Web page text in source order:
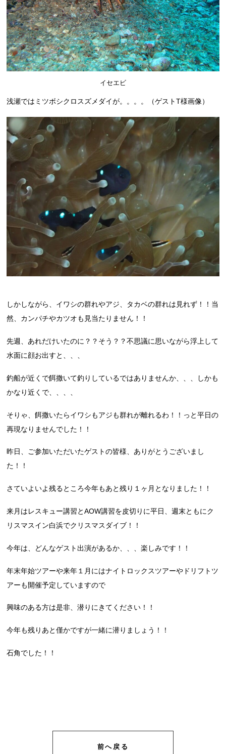
イセエビ
浅瀬ではミツボシクロスズメダイが。。。。（ゲストT様画像）
しかしながら、イワシの群れやアジ、タカベの群れは見れず！！当
然、カンパチやカツオも見当たりません！！
先週、あれだけいたのに？？そう？？不思議に思いながら浮上して
水面に顔お出すと、、、
釣船が近くで餌撒いて釣りしているではありませんか、、、しかも
かなり近くで、、、、
そりゃ、餌撒いたらイワシもアジも群れが離れるわ！！っと平日の
再現なりませんでした！！
昨日、ご参加いただいたゲストの皆様、ありがとうございまし
た！！
さていよいよ残るところ今年もあと残り１ヶ月となりました！！
来月はレスキュー講習とAOW講習を皮切りに平日、週末ともにク
リスマスイン白浜でクリスマスダイブ！！
今年は、どんなゲスト出演があるか、、、楽しみです！！
年末年始ツアーや来年１月にはナイトロックスツアーやドリフトツ
アーも開催予定していますので
興味のある方は是非、潜りにきてください！！
今年も残りあと僅かですが一緒に潜りましょう！！
石角でした！！
前へ戻る